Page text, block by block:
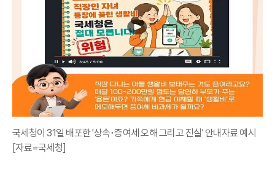
국세청이 31일 배포한 '상속･증여세 오해 그리고 진실' 안내자료 예시
[자료=국세청]